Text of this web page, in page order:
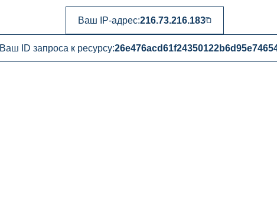
Ваш IP-адрес:216.73.216.183
Ваш ID запроса к ресурсу: